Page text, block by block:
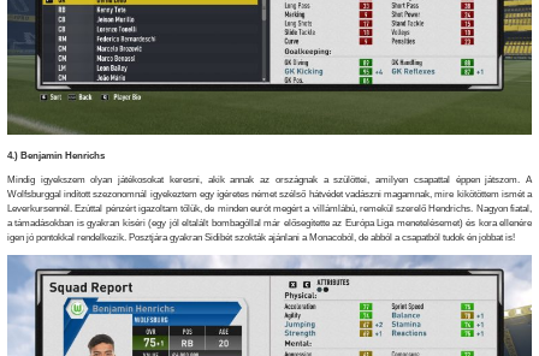
4.) Benjamin Henrichs
Mindig igyekszem olyan játékosokat keresni, akik annak az országnak a szülöttei, amilyen csapattal éppen játszom. A
Wolfsburggal indított szezonomnál igyekeztem egy ígéretes német szélső hátvédet vadászni magamnak, mire kikötöttem ismét a
Leverkursennél. Ezúttal pénzért igazoltam tőlük, de minden eurót megért a villámlábú, remekül szerelő Hendrichs. Nagyon fiatal,
a támadásokban is gyakran kíséri (egy jól eltalált bombagóllal már elősegítette az Európa Liga menetelésemet) és kora ellenére
igen jó pontokkal rendelkezik. Posztjára gyakran Sidibét szokták ajánlani a Monacoból, de abból a csapatból tudok én jobbat is!